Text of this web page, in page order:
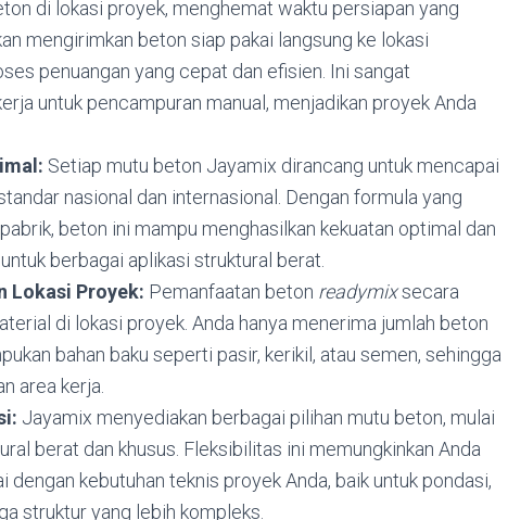
di lokasi proyek, menghemat waktu persiapan yang
mengirimkan beton siap pakai langsung ke lokasi
penuangan yang cepat dan efisien. Ini sangat
untuk pencampuran manual, menjadikan proyek Anda
Setiap mutu beton Jayamix dirancang untuk mencapai
nasional dan internasional. Dengan formula yang
beton ini mampu menghasilkan kekuatan optimal dan
berbagai aplikasi struktural berat.
Lokasi Proyek: Pemanfaatan beton readymixsecara
di lokasi proyek. Anda hanya menerima jumlah beton
bahan baku seperti pasir, kerikil, atau semen, sehingga
area kerja.
Jayamix menyediakan berbagai pilihan mutu beton, mulai
berat dan khusus. Fleksibilitas ini memungkinkan Anda
dengan kebutuhan teknis proyek Anda, baik untuk pondasi,
struktur yang lebih kompleks.